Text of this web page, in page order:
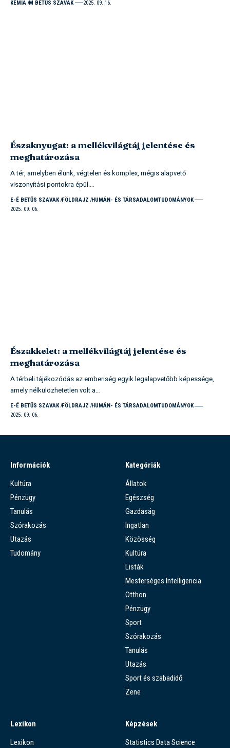
KÉMIA M BETŰS SZAVAK 2025. 09. 16.
Északnyugat: a mellékvilágtáj jelentése és
meghatározása
A tér, amelyben élünk, végtelen és komplex, mégis alapvető
viszonyítási pontokra épül.…
E-É BETŰS SZAVAK FÖLDRAJZ HUMÁN- ÉS TÁRSADALOMTUDOMÁNYOK
2025. 09. 06.
Északkelet: a mellékvilágtáj jelentése és
meghatározása
A térbeli tájékozódás az emberiség egyik legalapvetőbb képessége,
amely nélkülözhetetlen volt a…
E-É BETŰS SZAVAK FÖLDRAJZ HUMÁN- ÉS TÁRSADALOMTUDOMÁNYOK
2025. 09. 06.
Információk
Kultúra
Pénzügy
Tanulás
Szórakozás
Utazás
Tudomány
Kategóriák
Állatok
Egészség
Gazdaság
Ingatlan
Közösség
Kultúra
Listák
Mesterséges Intelligencia
Otthon
Pénzügy
Sport
Szórakozás
Tanulás
Utazás
Sport és szabadidő
Zene
Lexikon
Lexikon
Képzések
Statistics Data Science